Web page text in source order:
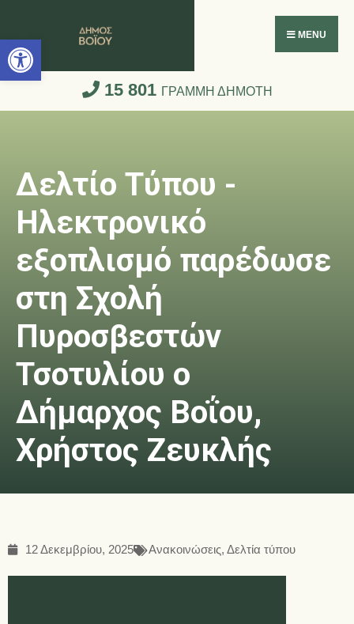
Ανοίξτε τη γραμμή εργαλείων
MENU
15 801 ΓΡΑΜΜΗ ΔΗΜΟΤΗ
Δελτίο Τύπου -
Ηλεκτρονικό
εξοπλισμό παρέδωσε
στη Σχολή
Πυροσβεστών
Τσοτυλίου ο
Δήμαρχος Βοΐου,
Χρήστος Ζευκλής
12 Δεκεμβρίου, 2025 Ανακοινώσεις,Δελτία τύπου